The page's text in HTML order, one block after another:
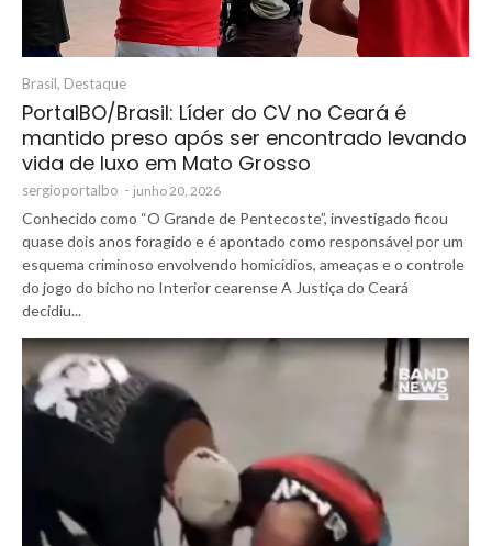
Brasil, Destaque
PortalBO/Brasil: Líder do CV no Ceará é
mantido preso após ser encontrado levando
vida de luxo em Mato Grosso
sergioportalbo - junho 20, 2026
Conhecido como “O Grande de Pentecoste”, investigado ficou
quase dois anos foragido e é apontado como responsável por um
esquema criminoso envolvendo homicídios, ameaças e o controle
do jogo do bicho no Interior cearense A Justiça do Ceará
decidiu...